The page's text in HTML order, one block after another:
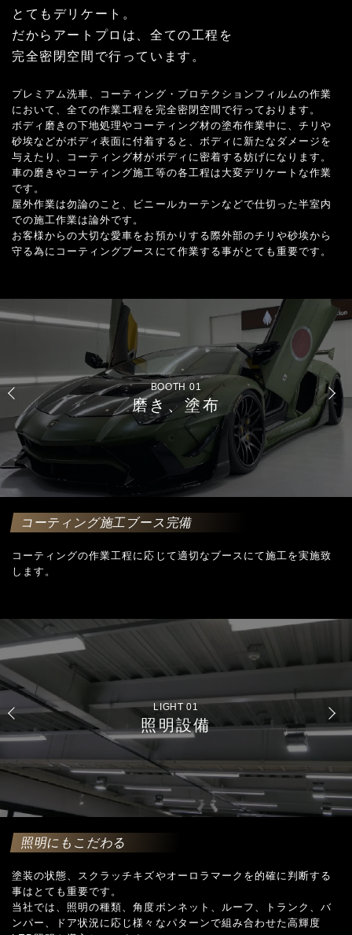
とてもデリケート。
だからアートプロは、全ての工程を
完全密閉空間で行っています。
プレミアム洗車、コーティング・プロテクションフィルムの作業
において、全ての作業工程を完全密閉空間で行っております。
ボディ磨きの下地処理やコーティング材の塗布作業中に、チリや
砂埃などがボディ表面に付着すると、ボディに新たなダメージを
与えたり、コーティング材がボディに密着する妨げになります。
車の磨きやコーティング施工等の各工程は大変デリケートな作業
です。
屋外作業は勿論のこと、ビニールカーテンなどで仕切った半室内
での施工作業は論外です。
お客様からの大切な愛車をお預かりする際外部のチリや砂埃から
守る為にコーティングブースにて作業する事がとても重要です。
コーティング施工ブース完備
コーティングの作業工程に応じて適切なブースにて施工を実施致
します。
BOOTH 02
コーティング
焼き付けブース
照明にもこだわる
塗装の状態、スクラッチキズやオーロラマークを的確に判断する
事はとても重要です。
当社では、照明の種類、角度ボンネット、ルーフ、トランク、バ
ンパー、ドア状況に応じ様々なパターンで組み合わせた高輝度
LIGHT 02
LEDライトでの最終仕上げ